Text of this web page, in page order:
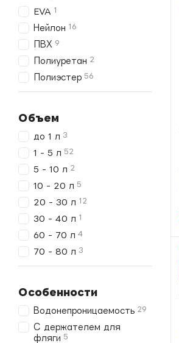
EVA 1
Нейлон 16
ПВХ 9
Полиуретан 2
Полиэстер 56
Объем
до 1 л 3
1 - 5 л 52
5 - 10 л 2
10 - 20 л 5
20 - 30 л 12
30 - 40 л 1
60 - 70 л 4
70 - 80 л 3
Особенности
Водонепроницаемость 29
С держателем для
фляги 5